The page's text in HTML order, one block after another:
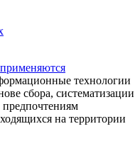
применяются
технологии
сбора, систематизации
предпочтениям
на территории